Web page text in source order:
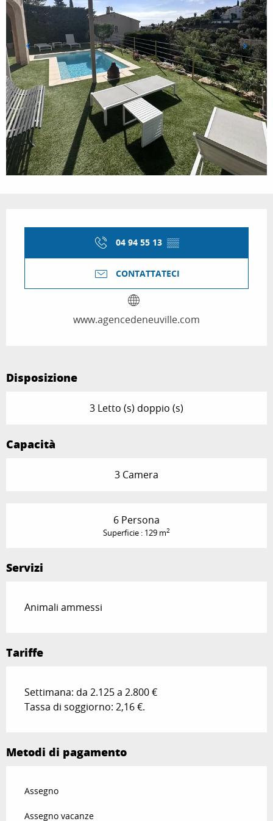
04 94 55 13 ▒▒
CONTATTATECI
www.agencedeneuville.com
Disposizione
3 Letto (s) doppio (s)
Capacità
3 Camera
6 Persona
Superficie : 129 m2
Servizi
Animali ammessi
Tariffe
Settimana: da 2.125 a 2.800 €
Tassa di soggiorno: 2,16 €.
Metodi di pagamento
Assegno
Assegno vacanze